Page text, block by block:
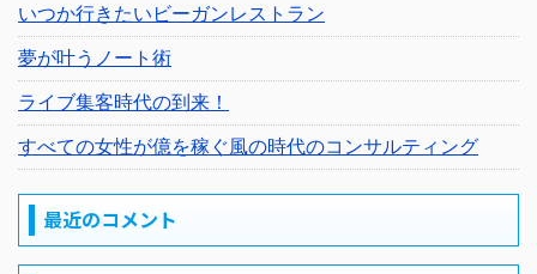
いつか行きたいビーガンレストラン
夢が叶うノート術
ライブ集客時代の到来！
すべての女性が億を稼ぐ風の時代のコンサルティング
最近のコメント